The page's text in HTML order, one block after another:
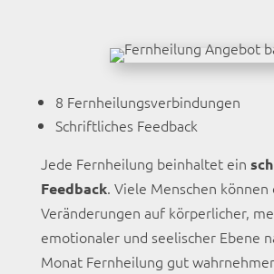
8 Fernheilungsverbindungen
Schriftliches Feedback
Jede Fernheilung beinhaltet ein
Feedback. Viele Menschen können
Veränderungen auf körperlicher,
emotionaler und seelischer Ebene
Monat Fernheilung gut